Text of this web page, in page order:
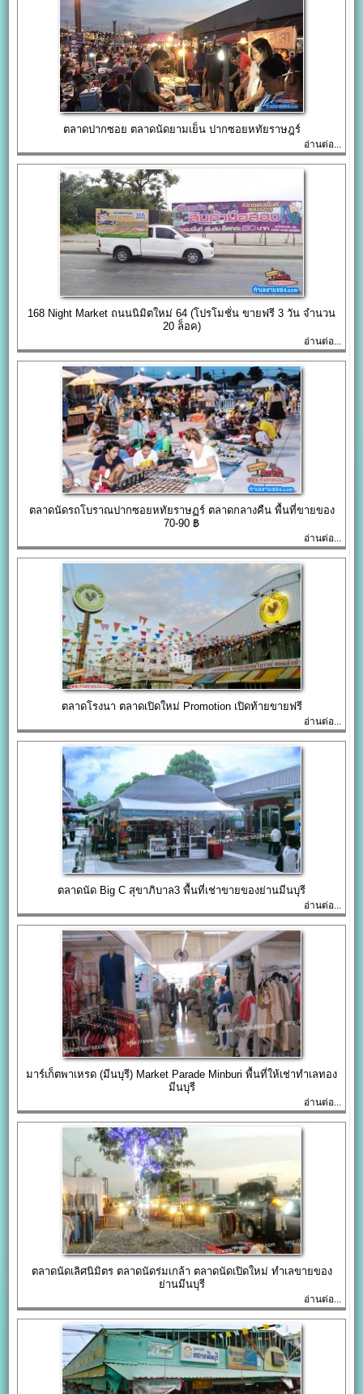
ตลาดปากซอย ตลาดนัดยามเย็น ปากซอยหทัยราษฎร์
อ่านต่อ...
168 Night Market ถนนนิมิตใหม่ 64 (โปรโมชั่น ขายฟรี 3 วัน จำนวน
20 ล็อค)
อ่านต่อ...
ตลาดนัดรถโบราณปากซอยหทัยราษฏร์ ตลาดกลางคืน พื้นที่ขายของ
70-90 ฿
อ่านต่อ...
ตลาดโรงนา ตลาดเปิดใหม่ Promotion เปิดท้ายขายฟรี
อ่านต่อ...
ตลาดนัด Big C สุขาภิบาล3 พื้นที่เช่าขายของย่านมีนบุรี
อ่านต่อ...
มาร์เก็ตพาเหรด (มีนบุรี) Market Parade Minburi พื้นที่ให้เช่าทำเลทอง
มีนบุรี
อ่านต่อ...
ตลาดนัดเลิศนิมิตร ตลาดนัดร่มเกล้า ตลาดนัดเปิดใหม่ ทำเลขายของ
ย่านมีนบุรี
อ่านต่อ...